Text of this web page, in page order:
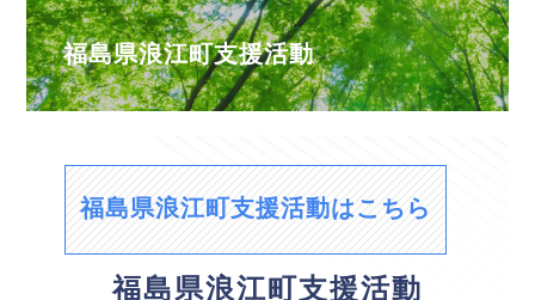
福島県浪江町支援活動
福島県浪江町支援活動はこちら
福島県浪江町支援活動